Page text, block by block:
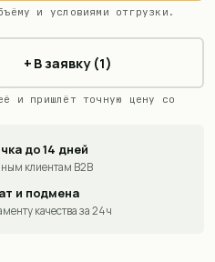
и условиями отгрузки.
+ В заявку (1)
и пришлёт точную цену со
до 14 дней
клиентам B2B
и подмена
качества за 24 ч